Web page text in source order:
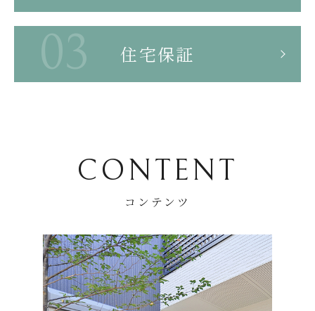
住宅保証
CONTENT
コンテンツ